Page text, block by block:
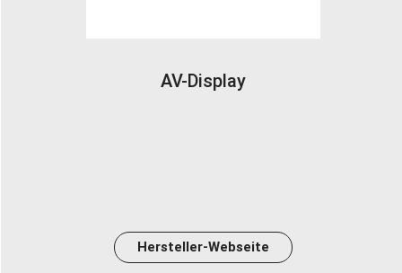
AV-Display
Hersteller-Webseite